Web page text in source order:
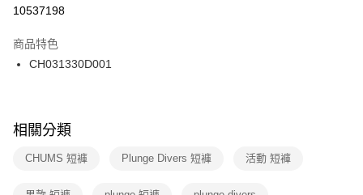
１．於結帳方式選擇「AFTEE先享後付」後，將跳轉至「AFTEE先享後付」
２．訂單成立數日內，您將收到繳費通知簡訊。
３．收到繳費通知簡訊後14天內，點擊此簡訊中的連結，可透過四大超商／
ATM／網路銀行／等多元方式進行付款，方視為交易完成。
※ 交易是否成功請以「AFTEE先享後付 」之結帳頁面顯示為準，若有關於
是否繳費成功／繳費後需取消欲退款等相關疑問，請聯繫「AFTEE先享後付
客戶支援中心」 https://netprotections.freshdesk.com/support/home
每筆NT$100，滿NT$1,500(含以上)免運費
付款後門市自取
每筆NT$100，滿NT$1,500(含以上)免運費
10537198
商品特色
CH031330D001
相關分類
CHUMS 短褲 Plunge Divers 短褲 活動 短褲